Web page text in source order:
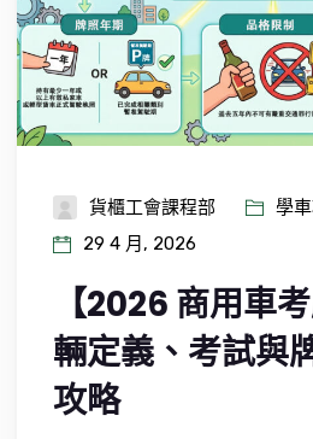
貨櫃工會課程部
學
29 4 月, 2026
【2026 商用車
輛定義、考試與
攻略